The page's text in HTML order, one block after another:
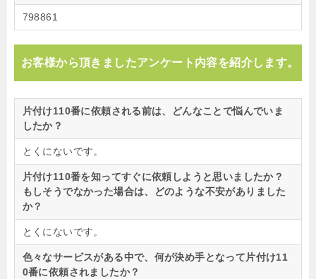
798861
お客様から頂きましたアンケート内容を紹介します。
片付け110番に依頼される前は、どんなことで悩んでいま
したか？
とくにないです。
片付け110番を知ってすぐに依頼しようと思いましたか？
もしそうでなかった場合は、どのような不安がありました
か？
とくにないです。
色々なサービスがある中で、何が決め手となって片付け11
0番に依頼されましたか？